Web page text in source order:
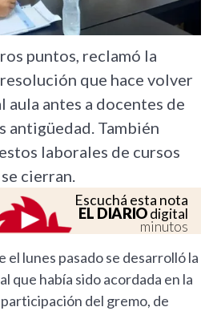
puntos, reclamó la
que hace volver
aula antes a docentes de
antigüedad. También
laborales de cursos
cierran.
Escuchá esta nota
EL DIARIOdigital
minutos
el lunes pasado se desarrolló la
que había sido acordada en la
del gremo, de